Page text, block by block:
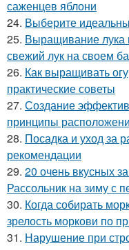
саженцев яблони
24. Выберите
25. Выращивание лука
свежий лук на своем
26. Как выращивать
практические советы
27. Создание
принципы
28. Посадка и уход за
рекомендации
29. 20 очень вкусных
Рассольник на зиму с
30. Когда собирать
зрелость моркови по
31. Нарушение при